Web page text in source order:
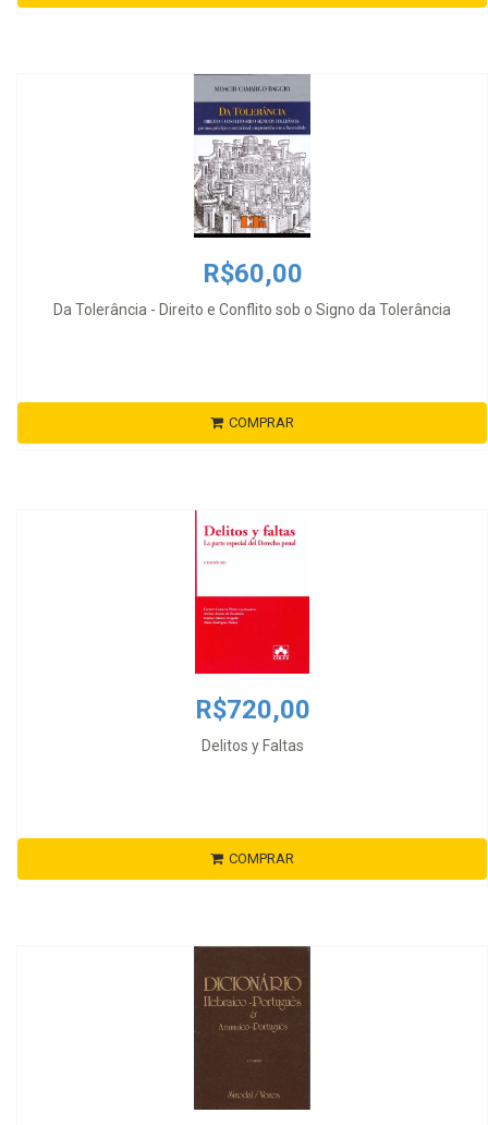
R$60,00
Da Tolerância - Direito e Conflito sob o Signo da Tolerância
COMPRAR
R$720,00
Delitos y Faltas
COMPRAR